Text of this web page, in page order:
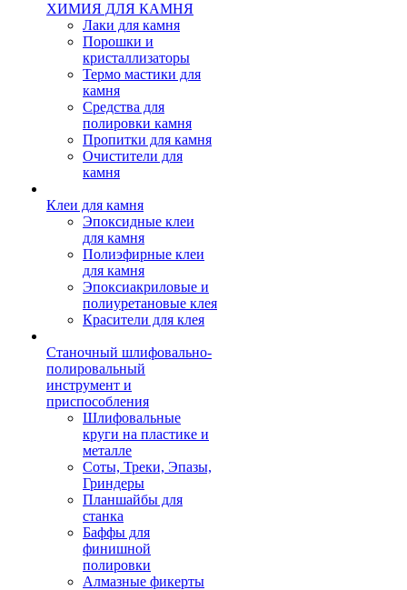
ХИМИЯ ДЛЯ КАМНЯ
Лаки для камня
Порошки и
кристаллизаторы
Термо мастики для
камня
Средства для
полировки камня
Пропитки для камня
Очистители для
камня
Клеи для камня
Эпоксидные клеи
для камня
Полиэфирные клеи
для камня
Эпоксиакриловые и
полиуретановые клея
Красители для клея
Станочный шлифовально-
полировальный
инструмент и
приспособления
Шлифовальные
круги на пластике и
металле
Соты, Треки, Эпазы,
Гриндеры
Планшайбы для
станка
Баффы для
финишной
полировки
Алмазные фикерты